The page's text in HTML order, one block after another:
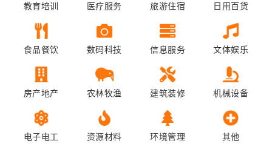
教育培训 医疗服务 旅游住宿 日用百货
食品餐饮 数码科技 信息服务 文体娱乐
房产地产 农林牧渔 建筑装修 机械设备
电子电工 资源材料 环境管理 其他